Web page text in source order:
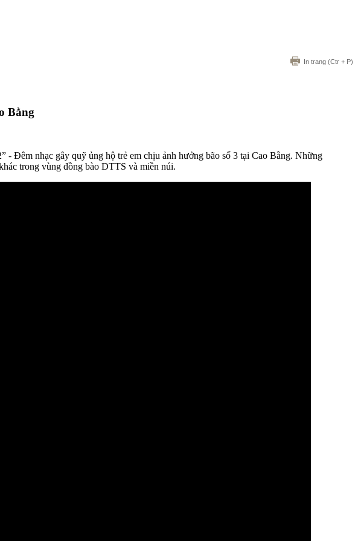
In trang (Ctr + P)
Bằng
- Đêm nhạc gây quỹ ủng hộ trẻ em chịu ảnh hưởng bão số 3 tại Cao Bằng. Những
trong vùng đồng bào DTTS và miền núi.